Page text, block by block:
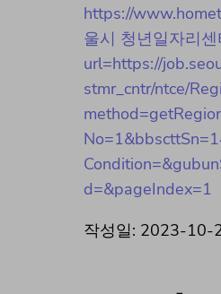
https://
울시 청년일자리
url=https://
stmr_cntr/ntce/
d=&pageIndex=1
작성일: 2023-10-